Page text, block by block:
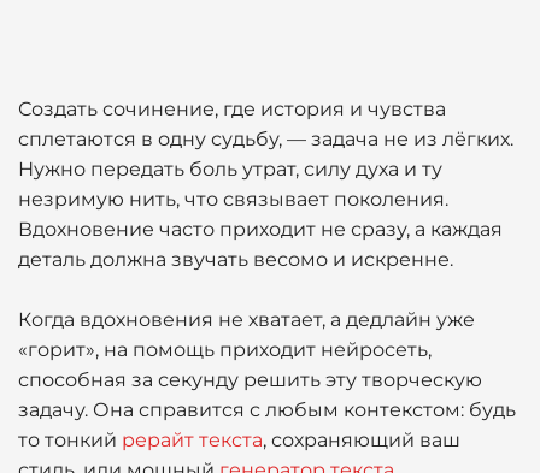
Создать сочинение, где история и чувства
сплетаются в одну судьбу, — задача не из лёгких.
Нужно передать боль утрат, силу духа и ту
незримую нить, что связывает поколения.
Вдохновение часто приходит не сразу, а каждая
деталь должна звучать весомо и искренне.
Когда вдохновения не хватает, а дедлайн уже
«горит», на помощь приходит нейросеть,
способная за секунду решить эту творческую
задачу. Она справится с любым контекстом: будь
то тонкий рерайт текста, сохраняющий ваш